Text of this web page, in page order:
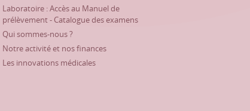
Laboratoire : Accès au Manuel de
prélèvement - Catalogue des examens
Qui sommes-nous ?
Notre activité et nos finances
Les innovations médicales